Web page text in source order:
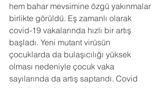
hem bahar mevsimine özgü yakınmalar
birlikte görüldü. Eş zamanlı olarak
covid-19 vakalarında hızlı bir artış
başladı. Yeni mutant virüsün
çocuklarda da bulaşıcılığı yüksek
olması nedeniyle çocuk vaka
sayılarında da artış saptandı. Covid